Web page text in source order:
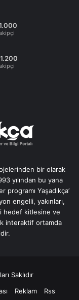
bir olarak
yılından bu yana
Yaşadıkça’
engelli, yakınları,
hedef kitlesine ve
interaktif ortamda
Saklıdır
Reklam Rss